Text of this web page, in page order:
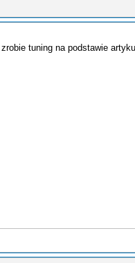
tuning na podstawie